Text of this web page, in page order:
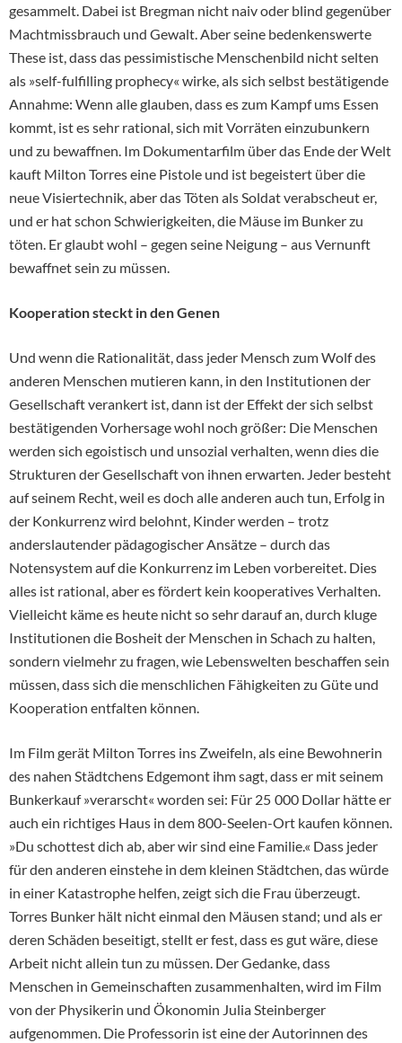
gesammelt. Dabei ist Bregman nicht naiv oder blind gegenüber
Machtmissbrauch und Gewalt. Aber seine bedenkenswerte
These ist, dass das pessimistische Menschenbild nicht selten
als »self-fulfilling prophecy« wirke, als sich selbst bestätigende
Annahme: Wenn alle glauben, dass es zum Kampf ums Essen
kommt, ist es sehr rational, sich mit Vorräten einzubunkern
und zu bewaffnen. Im Dokumentarfilm über das Ende der Welt
kauft Milton Torres eine Pistole und ist begeistert über die
neue Visiertechnik, aber das Töten als Soldat verabscheut er,
und er hat schon Schwierigkeiten, die Mäuse im Bunker zu
töten. Er glaubt wohl – gegen seine Neigung – aus Vernunft
bewaffnet sein zu müssen.
Kooperation steckt in den Genen
Und wenn die Rationalität, dass jeder Mensch zum Wolf des
anderen Menschen mutieren kann, in den Institutionen der
Gesellschaft verankert ist, dann ist der Effekt der sich selbst
bestätigenden Vorhersage wohl noch größer: Die Menschen
werden sich egoistisch und unsozial verhalten, wenn dies die
Strukturen der Gesellschaft von ihnen erwarten. Jeder besteht
auf seinem Recht, weil es doch alle anderen auch tun, Erfolg in
der Konkurrenz wird belohnt, Kinder werden – trotz
anderslautender pädagogischer Ansätze – durch das
Notensystem auf die Konkurrenz im Leben vorbereitet. Dies
alles ist rational, aber es fördert kein kooperatives Verhalten.
Vielleicht käme es heute nicht so sehr darauf an, durch kluge
Institutionen die Bosheit der Menschen in Schach zu halten,
sondern vielmehr zu fragen, wie Lebenswelten beschaffen sein
müssen, dass sich die menschlichen Fähigkeiten zu Güte und
Kooperation entfalten können.
Im Film gerät Milton Torres ins Zweifeln, als eine Bewohnerin
des nahen Städtchens Edgemont ihm sagt, dass er mit seinem
Bunkerkauf »verarscht« worden sei: Für 25 000 Dollar hätte er
auch ein richtiges Haus in dem 800-Seelen-Ort kaufen können.
»Du schottest dich ab, aber wir sind eine Familie.« Dass jeder
für den anderen einstehe in dem kleinen Städtchen, das würde
in einer Katastrophe helfen, zeigt sich die Frau überzeugt.
Torres Bunker hält nicht einmal den Mäusen stand; und als er
deren Schäden beseitigt, stellt er fest, dass es gut wäre, diese
Arbeit nicht allein tun zu müssen. Der Gedanke, dass
Menschen in Gemeinschaften zusammenhalten, wird im Film
von der Physikerin und Ökonomin Julia Steinberger
aufgenommen. Die Professorin ist eine der Autorinnen des